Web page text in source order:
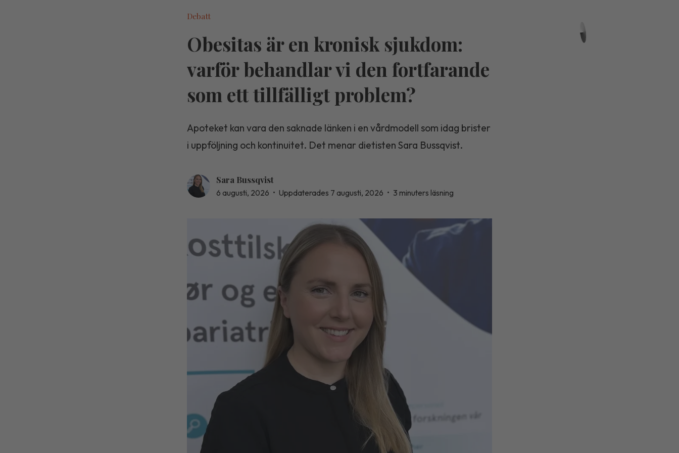
Debatt
Obesitas är en kronisk sjukdom:
varför behandlar vi den fortfarande
som ett tillfälligt problem?
Apoteket kan vara den saknade länken i en vårdmodell som idag brister
i uppföljning och kontinuitet. Det menar dietisten Sara Bussqvist.
Sara Bussqvist
6 augusti, 2026 • Uppdaterades 7 augusti, 2026 • 3 minuters läsning